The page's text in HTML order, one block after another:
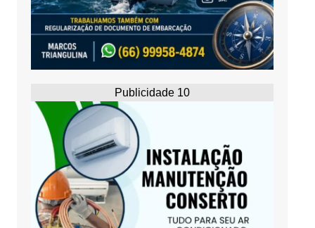
Publicidade 10